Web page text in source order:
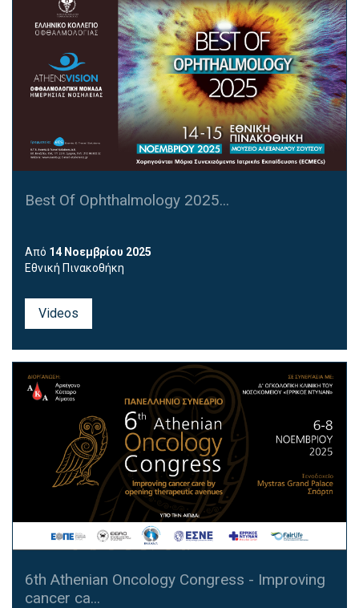
Best Of Ophthalmology 2025...
Από 14 Νοεμβρίου 2025
Εθνική Πινακοθήκη
Videos
6th Athenian Oncology Congress - Improving
cancer ca...